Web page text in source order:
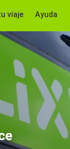
viaje Ayuda